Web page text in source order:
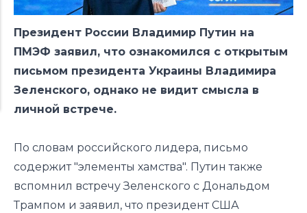
Президент России Владимир Путин на
ПМЭФ заявил, что ознакомился с открытым
письмом президента Украины Владимира
Зеленского, однако не видит смысла в
личной встрече.
По словам российского лидера, письмо
содержит "элементы хамства". Путин также
вспомнил встречу Зеленского с Дональдом
Трампом и заявил, что президент США